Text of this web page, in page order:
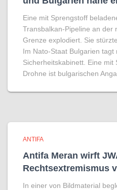
Eine mit Sprengstoff
Transbalkan-Pipeline an der
Grenze explodiert. Sie
Im Nato-Staat Bulgarien tagt
Sicherheitskabinett. Eine mit
Drohne ist bulgarischen
ANTIFA
Antifa Meran wirft
Rechtsextremismus
In einer von Bildmaterial